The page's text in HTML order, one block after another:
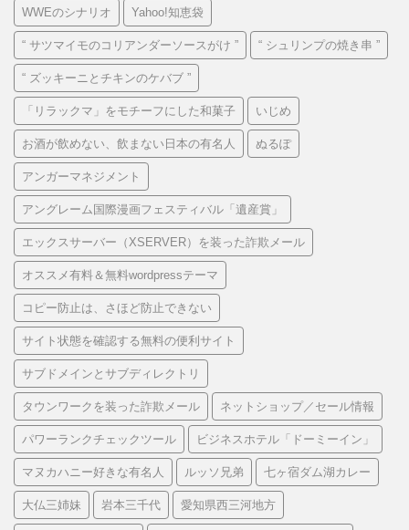
WWEのシナリオ Yahoo!知恵袋
“ サツマイモのコリアンダーソースがけ ” “ シュリンプの焼き串 ”
“ ズッキーニとチキンのケバブ ”
「リラックマ」をモチーフにした和菓子 いじめ
お酒が飲めない、飲まない日本の有名人 ぬるぽ
アンガーマネジメント
アングレーム国際漫画フェスティバル「遺産賞」
エックスサーバー（XSERVER）を装った詐欺メール
オススメ有料＆無料wordpressテーマ
コピー防止は、さほど防止できない
サイト状態を確認する無料の便利サイト
サブドメインとサブディレクトリ
タウンワークを装った詐欺メール ネットショップ／セール情報
パワーランクチェックツール ビジネスホテル「ドーミーイン」
マヌカハニー好きな有名人 ルッソ兄弟 七ヶ宿ダム湖カレー
大仏三姉妹 岩本三千代 愛知県西三河地方